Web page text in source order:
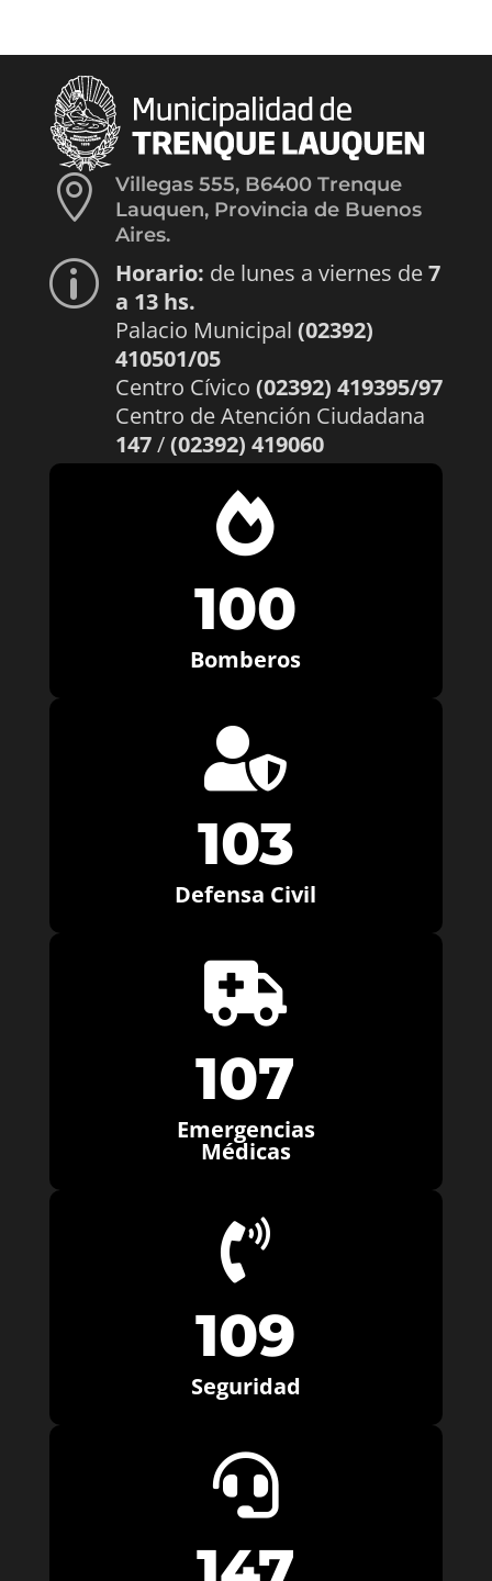

Villegas 555, B6400 Trenque
Lauquen, Provincia de Buenos
Aires.
p Horario: de lunes a viernes de7
a 13 hs.
Palacio Municipal (02392)
410501/05
Centro Cívico (02392) 419395/97
Centro de Atención Ciudadana
147/(02392) 419060

100
Bomberos

103
Defensa Civil

107
Emergencias
Médicas

109
Seguridad
